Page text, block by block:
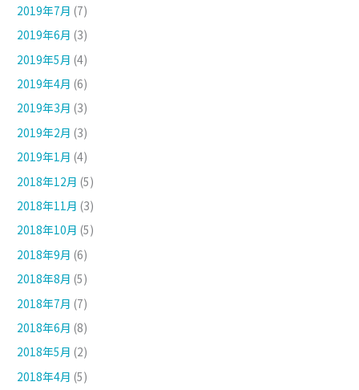
2019年7月 (7)
2019年6月 (3)
2019年5月 (4)
2019年4月 (6)
2019年3月 (3)
2019年2月 (3)
2019年1月 (4)
2018年12月 (5)
2018年11月 (3)
2018年10月 (5)
2018年9月 (6)
2018年8月 (5)
2018年7月 (7)
2018年6月 (8)
2018年5月 (2)
2018年4月 (5)